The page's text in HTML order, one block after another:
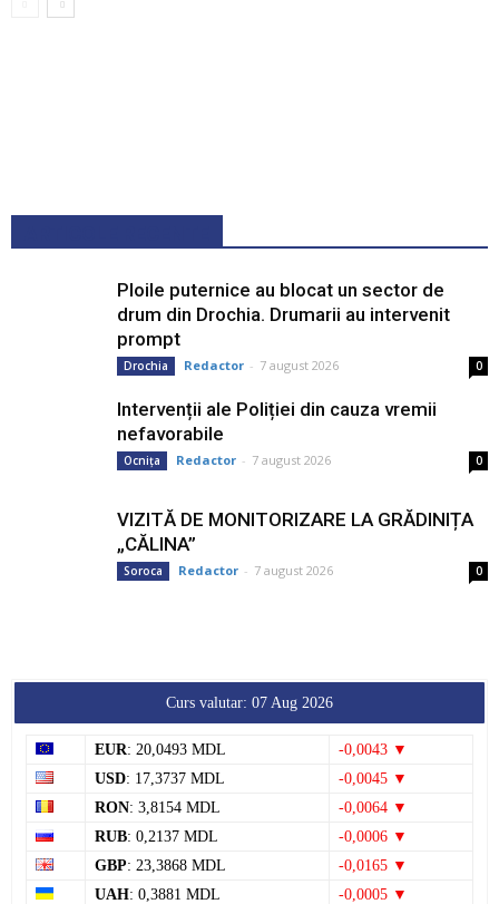
Ploile puternice au blocat un sector de
drum din Drochia. Drumarii au intervenit
prompt
Drochia Redactor - 7 august 2026 0
Intervenții ale Poliției din cauza vremii
nefavorabile
Ocnița Redactor - 7 august 2026 0
VIZITĂ DE MONITORIZARE LA GRĂDINIȚA
„CĂLINA”
Soroca Redactor - 7 august 2026 0
Curs valutar: 07 Aug 2026
EUR: 20,0493 MDL
-0,0043 ▼
USD: 17,3737 MDL
-0,0045 ▼
RON: 3,8154 MDL
-0,0064 ▼
RUB: 0,2137 MDL
-0,0006 ▼
GBP: 23,3868 MDL
-0,0165 ▼
UAH: 0,3881 MDL -0,0005 ▼